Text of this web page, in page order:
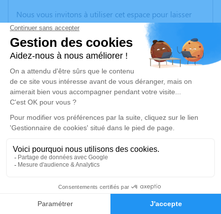
Faire-part Hommages
Nous vous invitons à utiliser cet espace pour laisser
vos condoléances, partager des photos souvenirs, une
anecdote ou exprimer vos pensées à travers des
poèmes ou des textes. Cet endroit est un lieu
d'expression dédié à honorer la mémoire de Bernard
WILLOCQ.
Un service de plantation d’arbre hommage est
disponible ici.
Je rends hommage
Cérémonie religieuse
Église Saint Martin de Chauny
Rue Saint Martin 02300 Chauny